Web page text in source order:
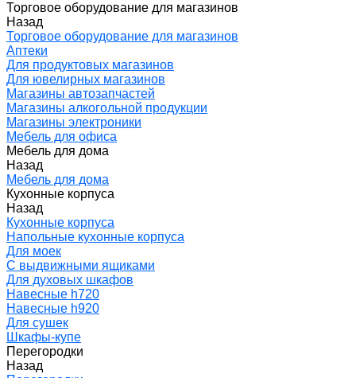
Торговое оборудование для магазинов
Назад
Торговое оборудование для магазинов
Аптеки
Для продуктовых магазинов
Для ювелирных магазинов
Магазины автозапчастей
Магазины алкогольной продукции
Магазины электроники
Мебель для офиса
Мебель для дома
Назад
Мебель для дома
Кухонные корпуса
Назад
Кухонные корпуса
Напольные кухонные корпуса
Для моек
С выдвижными ящиками
Для духовых шкафов
Навесные h720
Навесные h920
Для сушек
Шкафы-купе
Перегородки
Назад